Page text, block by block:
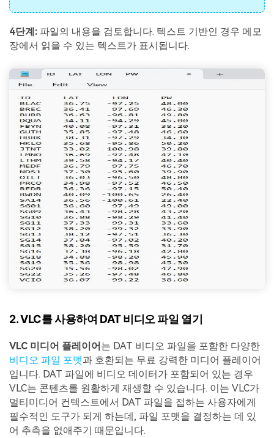
4단계: 파일의 내용을 검토합니다. 텍스트 기반인 경우 메모
장에서 읽을 수 있는 텍스트가 표시됩니다.
2. VLC를 사용하여 DAT 비디오 파일 열기
VLC 미디어 플레이어는 DAT 비디오 파일을 포함한 다양한
비디오 파일 포맷과 호환되는 무료 강력한 미디어 플레이어
입니다. DAT 파일에 비디오 데이터가 포함되어 있는 경우
VLC는 콘텐츠를 원활하게 재생할 수 있습니다. 이는 VLC가
멀티미디어 컨텍스트에서 DAT 파일을 접하는 사용자에게
필수적인 도구가 되게 하는데, 파일 포맷을 결정하는 데 있
어 추측을 없애주기 때문입니다.